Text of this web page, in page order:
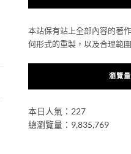
本站保有站上全部內容的著
何形式的重製，以及合理範
瀏覽量
本日人氣：227
總瀏覽量：9,835,769